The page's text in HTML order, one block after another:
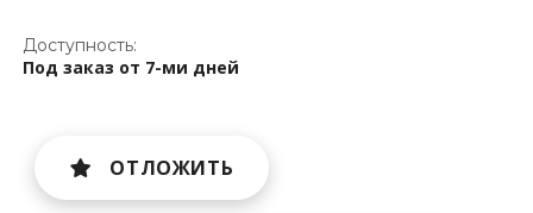
Доступность:
Под заказ от 7-ми дней
ОТЛОЖИТЬ